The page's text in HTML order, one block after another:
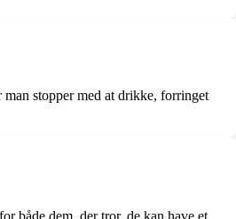
stopper med at drikke, forringet
både dem, der tror, de kan have et